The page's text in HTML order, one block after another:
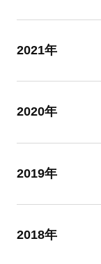
2021年
2020年
2019年
2018年